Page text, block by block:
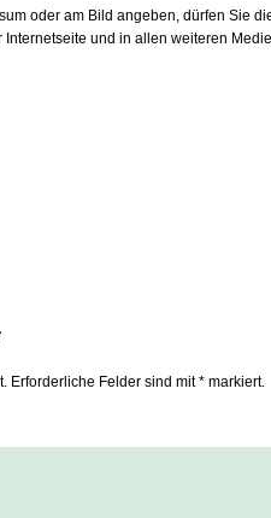
oder am Bild angeben, dürfen Sie
und in allen weiteren
Erforderliche Felder sind mit * markiert.